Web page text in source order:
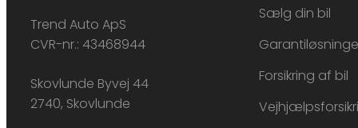
Trend Auto ApS
CVR-nr.: 43468944
Skovlunde Byvej 44
2740, Skovlunde
Sælg din bil
Forsikring af bil